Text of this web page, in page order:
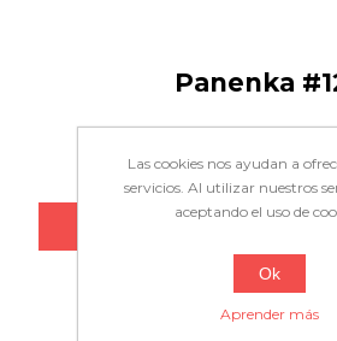
Panenka
8,00€
Las cookies nos ayudan a
servicios. Al utilizar nuestros
aceptando el uso de
Ok
Aprender más